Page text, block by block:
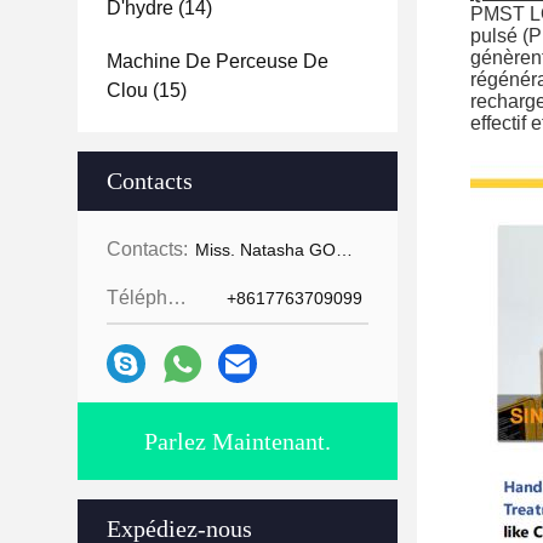
D'hydre (14)
Machine De Perceuse De
Clou (15)
Contacts
Contacts:
Téléphone: +8617763709099
Parlez Maintenant.
Expédiez-nous
PMST
pulsé
effectif